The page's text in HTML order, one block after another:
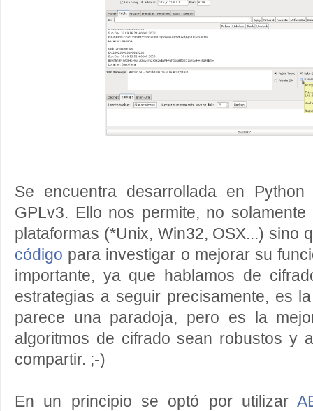
Se encuentra desarrollada en
GPLv3. Ello nos permite, no
plataformas (*Unix, Win32, OSX...) sino
código para investigar o mejorar su
importante, ya que hablamos de
estrategias a seguir precisamente, es
parece una paradoja, pero es la
algoritmos de cifrado sean robustos y
compartir. ;-)
En un principio se optó por utilizar